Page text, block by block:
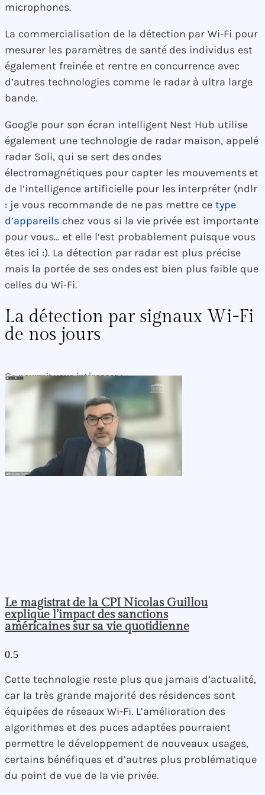
microphones.
La commercialisation de la détection par Wi-Fi pour
mesurer les paramètres de santé des individus est
également freinée et rentre en concurrence avec
d’autres technologies comme le radar à ultra large
bande.
Google pour son écran intelligent Nest Hub utilise
également une technologie de radar maison, appelé
radar Soli, qui se sert des ondes
électromagnétiques pour capter les mouvements et
de l’intelligence artificielle pour les interpréter (ndlr
: je vous recommande de ne pas mettre cetype
d’appareils chez vous si la vie privée est importante
pour vous… et elle l’est probablement puisque vous
êtes ici :). La détection par radar est plus précise
mais la portée de ses ondes est bien plus faible que
celles du Wi-Fi.
La détection par signaux Wi-Fi
de nos jours
Ça pourrait vous intéresser :
Le magistrat de la CPI Nicolas Guillou
explique l’impact des sanctions
américaines sur sa vie quotidienne
Cette technologie reste plus que jamais d’actualité,
car la très grande majorité des résidences sont
équipées de réseaux Wi-Fi. L’amélioration des
algorithmes et des puces adaptées pourraient
permettre le développement de nouveaux usages,
certains bénéfiques et d’autres plus problématique
du point de vue de la vie privée.